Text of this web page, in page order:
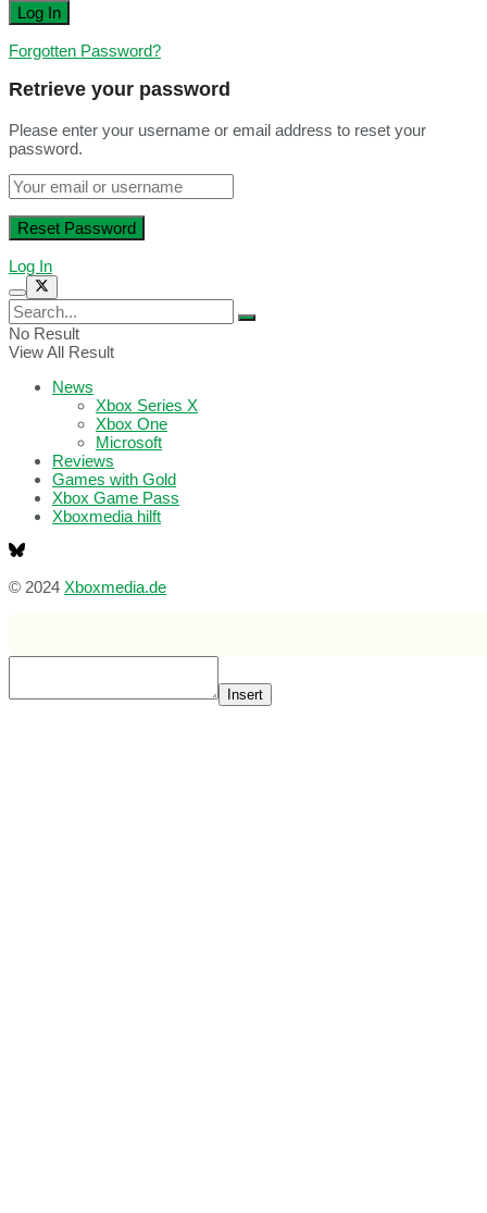
Forgotten Password?
Retrieve your password
Please enter your username or email address to reset your
password.
Log In
No Result
View All Result
News
Xbox Series X
Xbox One
Microsoft
Reviews
Games with Gold
Xbox Game Pass
Xboxmedia hilft
© 2024 Xboxmedia.de
Insert